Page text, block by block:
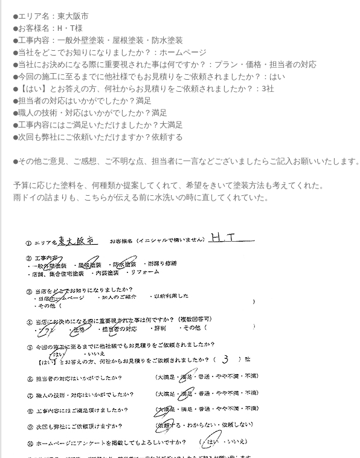
●エリア名：東大阪市
●お客様名：H・T様
●工事内容：一般外壁塗装・屋根塗装・防水塗装
●当社をどこでお知りになりましたか？：ホームページ
●当社にお決めになる際に重要視された事は何ですか？：プラン・価格・担当者の対応
●今回の施工に至るまでに他社様でもお見積りをご依頼されましたか？：はい
●【はい】とお答えの方、何社からお見積りをご依頼されましたか？：3社
●担当者の対応はいかがでしたか？満足
●職人の技術・対応はいかがでしたか？満足
●工事内容にはご満足いただけましたか？大満足
●次回も弊社にご依頼いただけますか？依頼する
●その他ご意見、ご感想、ご不明な点、担当者に一言などございましたらご記入お願いいたします。
予算に応じた塗料を、何種類か提案してくれて、希望をきいて塗装方法も考えてくれた。
雨ドイの詰まりも、こちらが伝える前に水洗いの時に直してくれていた。